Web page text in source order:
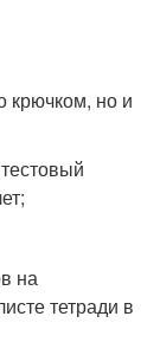
крючком, но и
на
тетради в